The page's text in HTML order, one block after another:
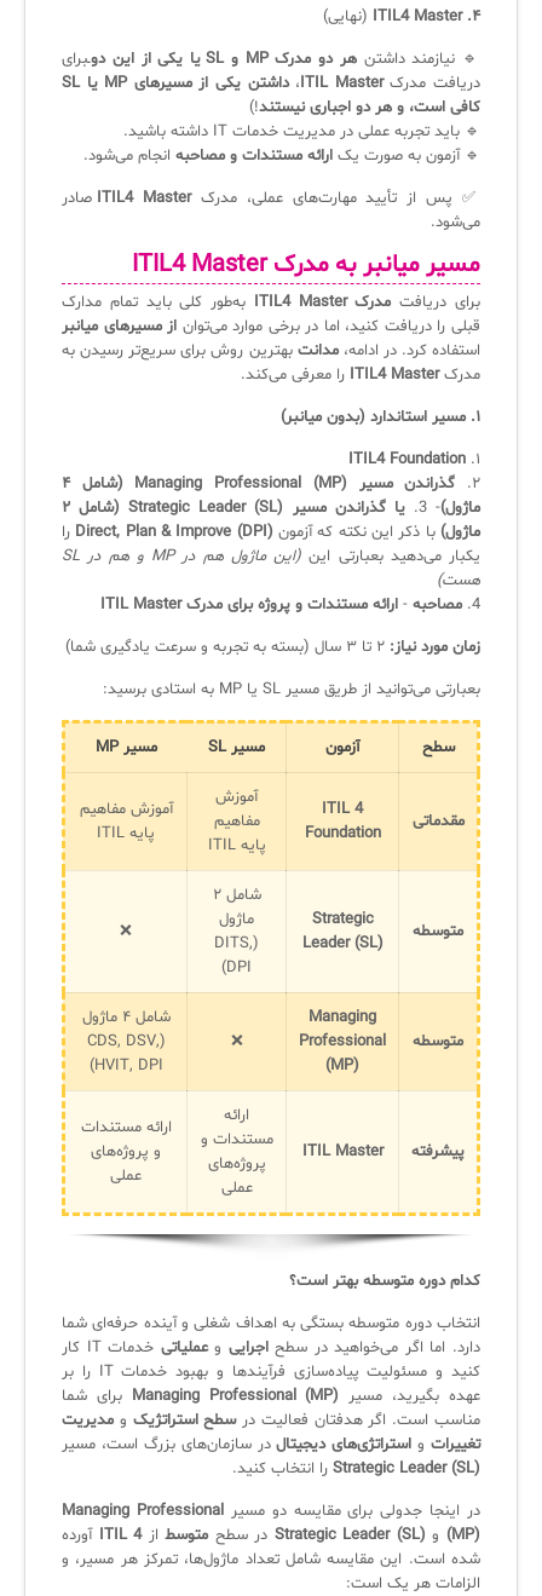
۴. ITIL4 Master
(نهایی)
🔹 نیازمند داشتنهر دو مدرک MP و SL یا یکی از این دو
ـبرای
دریافت مدرکITIL Master،
داشتن یکی از مسیرهای MP یا SL
کافی است، و هر دو اجباری نیستند!)
🔹 باید تجربه عملی در مدیریت خدمات IT داشته باشید.
🔹 آزمون به صورت یک ارائه مستندات و مصاحبه انجام می‌شود.
✅ پس از تأیید مهارت‌های عملی، مدرکITIL4 Master صادر
می‌شود.
مسیر میانبر به مدرک ITIL4 Master
برای دریافت مدرک ITIL4 Master
به‌طور کلی باید تمام مدارک
قبلی را دریافت کنید، اما در برخی موارد می‌توان از مسیرهای میانبر
استفاده کرد. در ادامه،مدانتبهترین روش برای سریع‌تر رسیدن به
مدرکITIL4 Master را معرفی می‌کند.
۱. مسیر استاندارد (بدون میانبر)
۱. ITIL4 Foundation
۲.
گذراندن مسیر Managing Professional (MP) (شامل ۴
ماژول)- 3.
یا گذراندن مسیر Strategic Leader (SL) (شامل ۲
ماژول) با ذکر این نکته که آزمون Direct, Plan & Improve (DPI) را
یکبار می‌دهید بعبارتی این
(این ماژول هم در MP و هم در SL
هست)
4. مصاحبه - ارائه مستندات و پروژه برای مدرک ITIL Master
زمان مورد نیاز:
بعبارتی می‌توانید از طریق مسیر SL یا MP‌ به استادی برسید:
سطح آزمون مسیر SL مسیر MP
مقدماتی
ITIL 4
Foundation
آموزش
مفاهیم
پایه ITIL
آموزش مفاهیم
پایه ITIL
متوسطه
Strategic
Leader (SL)
شامل ۲
ماژول
(DITS,
DPI)
❌
متوسطه
Managing
Professional
(MP)
❌
شامل ۴ ماژول
(CDS, DSV,
HVIT, DPI)
پیشرفته ITIL Master
ارائه
مستندات و
پروژه‌های
عملی
ارائه مستندات
و پروژه‌های
عملی
کدام دوره متوسطه بهتر است؟
انتخاب دوره متوسطه بستگی به اهداف شغلی و آینده حرفه‌ای شما
دارد. اما اگر می‌خواهید در سطحاجرایی وعملیاتی
خدمات IT کار
کنید و مسئولیت پیاده‌سازی فرآیندها و بهبود خدمات IT را بر
عهده بگیرید، مسیر Managing Professional (MP) برای شما
مناسب است. اگر هدفتان فعالیت درسطح استراتژیک و مدیریت
تغییرات و استراتژی‌های دیجیتالدر سازمان‌های بزرگ است، مسیر
Strategic Leader (SL) را انتخاب کنید.
در اینجا جدولی برای مقایسه دو مسیرManaging Professional
(MP) و Strategic Leader (SL) در سطح متوسطازITIL 4 آورده
شده است. این مقایسه شامل تعداد ماژول‌ها، تمرکز هر مسیر، و
الزامات هر یک است: